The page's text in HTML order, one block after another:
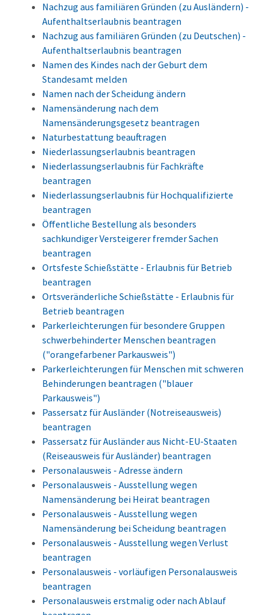
Nachzug aus familiären Gründen (zu Ausländern) -
Aufenthaltserlaubnis beantragen
Nachzug aus familiären Gründen (zu Deutschen) -
Aufenthaltserlaubnis beantragen
Namen des Kindes nach der Geburt dem
Standesamt melden
Namen nach der Scheidung ändern
Namensänderung nach dem
Namensänderungsgesetz beantragen
Naturbestattung beauftragen
Niederlassungserlaubnis beantragen
Niederlassungserlaubnis für Fachkräfte
beantragen
Niederlassungserlaubnis für Hochqualifizierte
beantragen
Öffentliche Bestellung als besonders
sachkundiger Versteigerer fremder Sachen
beantragen
Ortsfeste Schießstätte - Erlaubnis für Betrieb
beantragen
Ortsveränderliche Schießstätte - Erlaubnis für
Betrieb beantragen
Parkerleichterungen für besondere Gruppen
schwerbehinderter Menschen beantragen
("orangefarbener Parkausweis")
Parkerleichterungen für Menschen mit schweren
Behinderungen beantragen ("blauer
Parkausweis")
Passersatz für Ausländer (Notreiseausweis)
beantragen
Passersatz für Ausländer aus Nicht-EU-Staaten
(Reiseausweis für Ausländer) beantragen
Personalausweis - Adresse ändern
Personalausweis - Ausstellung wegen
Namensänderung bei Heirat beantragen
Personalausweis - Ausstellung wegen
Namensänderung bei Scheidung beantragen
Personalausweis - Ausstellung wegen Verlust
beantragen
Personalausweis - vorläufigen Personalausweis
beantragen
Personalausweis erstmalig oder nach Ablauf